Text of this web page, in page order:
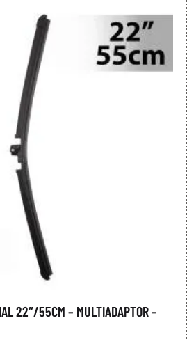
22″/55CM – MULTIADAPTOR –